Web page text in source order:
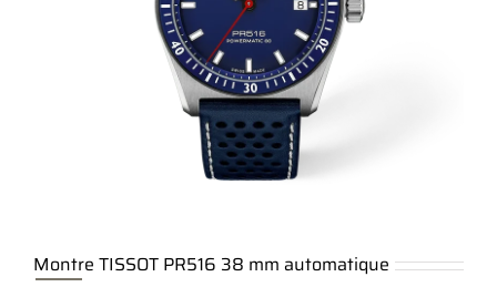
Montre TISSOT PR516 38 mm automatique